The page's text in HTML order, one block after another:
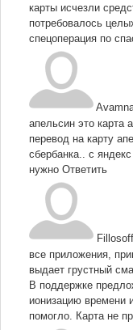
карты исчезли
потребовалось
спецоперация по
апельсин это
перевод на карту
сбербанка.. с
нужно Ответить
Fillosoff
все приложения,
выдает грустный
В поддержке
ионизацию времени
помогло. Карта не